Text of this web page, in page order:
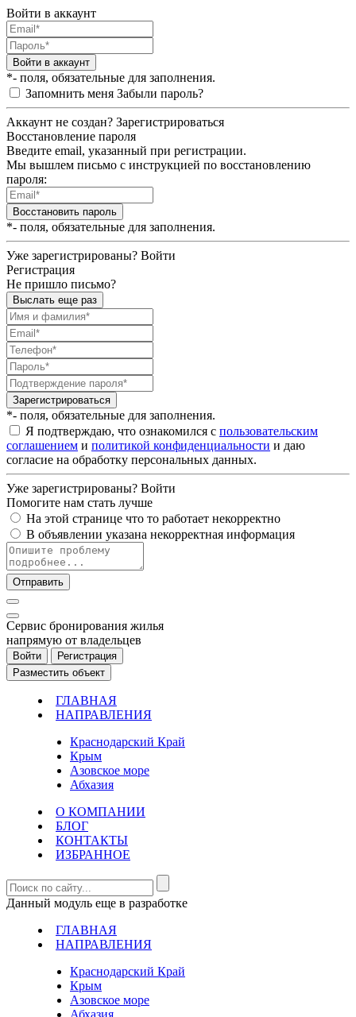
Войти в аккаунт
Войти в аккаунт
*- поля, обязательные для заполнения.
Запомнить меня Забыли пароль?
Аккаунт не создан? Зарегистрироваться
Восстановление пароля
Введите email, указанный при регистрации.
Мы вышлем письмо с инструкцией по восстановлению
пароля:
Восстановить пароль
*- поля, обязательные для заполнения.
Уже зарегистрированы? Войти
Регистрация
Не пришло письмо?
Выслать еще раз
Зарегистрироваться
*- поля, обязательные для заполнения.
Я подтверждаю, что ознакомился с пользовательским
соглашением и политикой конфиденциальности и даю
согласие на обработку персональных данных.
Уже зарегистрированы? Войти
Помогите нам стать лучше
На этой странице что то работает некорректно
В объявлении указана некорректная информация
Отправить
Cервис бронирования жилья
напрямую от владельцев
Войти
Регистрация
Разместить объект
ГЛАВНАЯ
НАПРАВЛЕНИЯ
Краснодарский Край
Крым
Азовское море
Абхазия
О КОМПАНИИ
БЛОГ
КОНТАКТЫ
ИЗБРАННОЕ
Данный модуль еще в разработке
ГЛАВНАЯ
НАПРАВЛЕНИЯ
Краснодарский Край
Крым
Азовское море
Абхазия